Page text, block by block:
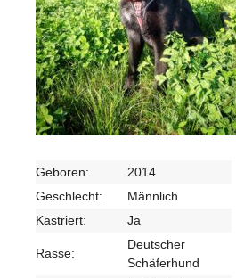
Geboren:
2014
Geschlecht:
Männlich
Kastriert:
Ja
Rasse:
Deutscher
Schäferhund